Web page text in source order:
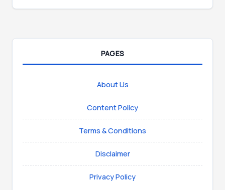
PAGES
About Us
Content Policy
Terms & Conditions
Disclaimer
Privacy Policy